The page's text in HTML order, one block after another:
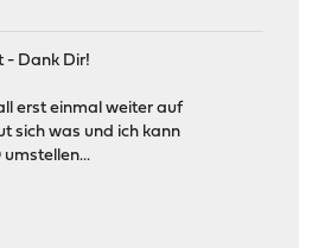
- Dank Dir!
erst einmal weiter auf
sich was und ich kann